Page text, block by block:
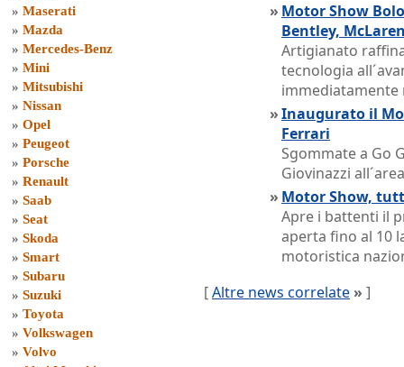
» Maserati
» Mazda
» Mercedes-Benz
» Mini
» Mitsubishi
» Nissan
» Opel
» Peugeot
» Porsche
» Renault
» Saab
» Seat
» Skoda
» Smart
» Subaru
» Suzuki
» Toyota
» Volkswagen
» Volvo
» Motor Show
Bentley,
Artigianato
tecnologia
immediatamente
»Inaugurato il
Ferrari
Sgommate a Go
Giovinazzi
» Motor Show,
Apre i battenti il
aperta fino al 10
motoristica
[Altre news correlate » ]